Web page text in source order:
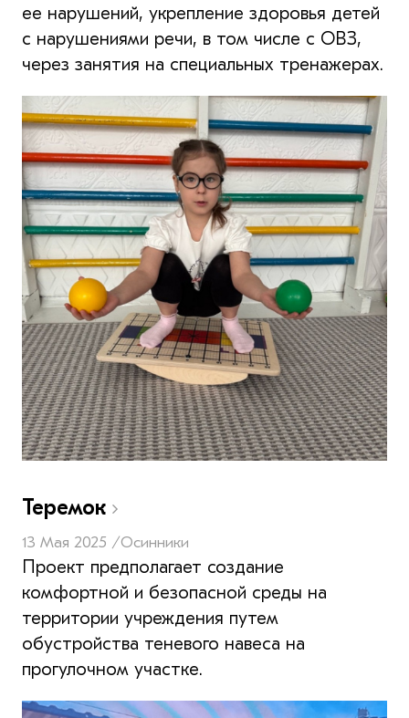
ее нарушений, укрепление здоровья детей
с нарушениями речи, в том числе с ОВЗ,
через занятия на специальных тренажерах.
Теремок
13 Мая 2025 /Осинники
Проект предполагает создание
комфортной и безопасной среды на
территории учреждения путем
обустройства теневого навеса на
прогулочном участке.